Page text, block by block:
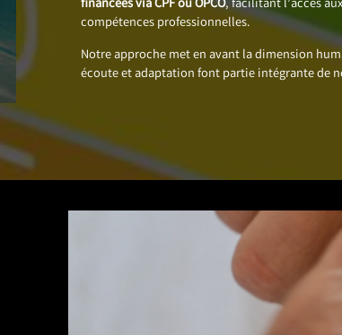
financées via CPF ou OPCO, facilitant l’accès
compétences professionnelles.
Notre approche met en avant la dimension
écoute et adaptation font partie intégrante de